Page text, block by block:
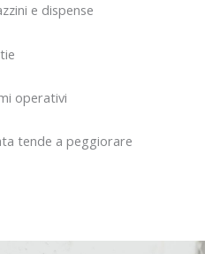
e dispense
operativi
tende a peggiorare